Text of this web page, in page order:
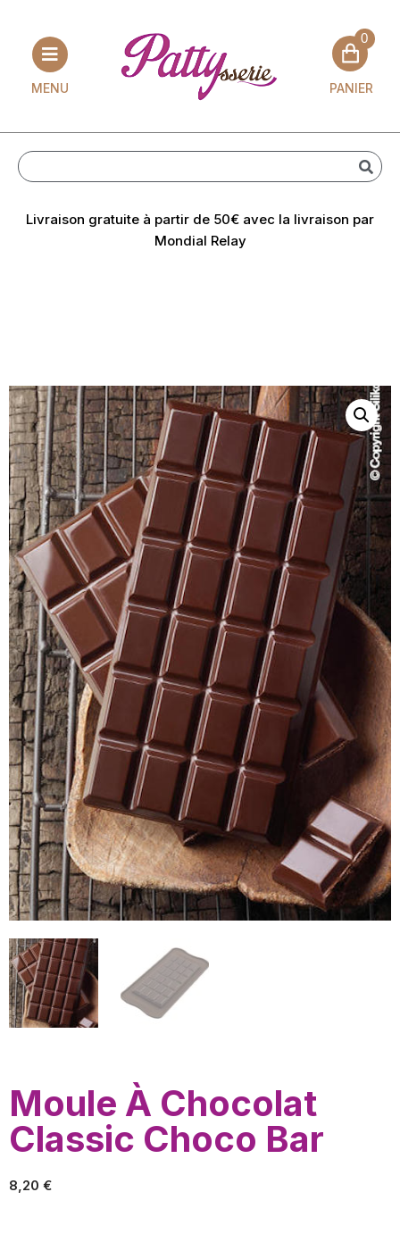
Aller
contenu
MENU PANIER
0
Livraison gratuite à partir de 50€ avec la livraison par
Mondial Relay
Moule À Chocolat
Classic Choco Bar
8,20 €